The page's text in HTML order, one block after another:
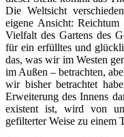
Die Weltsicht
eigene Ansicht:
Vielfalt des Gartens des
für ein erfülltes und
das, was wir im Westen
im Außen – betrachten,
wir bisher betrachtet
Erweiterung des Innens
existent ist, wird von
gefilterter Weise zu einem